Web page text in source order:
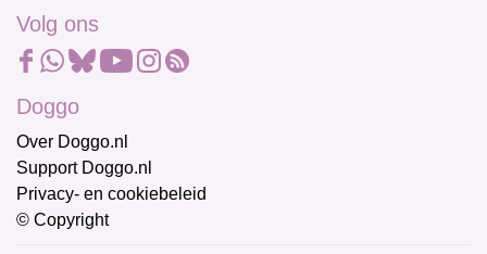
Volg ons
Doggo
Over Doggo.nl
Support Doggo.nl
Privacy- en cookiebeleid
© Copyright